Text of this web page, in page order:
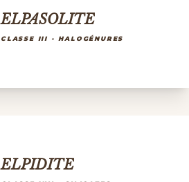
ELPASOLITE
CLASSE III - HALOGÉNURES
ELPIDITE